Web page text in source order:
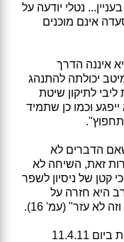
נטלי יודעה על
אינם מוכנים
איננה הדרך
יכולתה להתנהג
לתיקון שיטת
וכמו כן שתמיד
הדברים לא
לאלתר" (עמ' 15); למרות זאת, השיחה לא
קטן של ניסיון לשפר
היא חזרה על
לא עזר" (עמ' 16).
לאור זאת, שוחח עם התובעת פעם נוספת ביום 11.4.11